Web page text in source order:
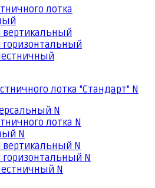
лотка
вертикальный
лотка "Стандарт" N
N
лотка N
N
N
N
N